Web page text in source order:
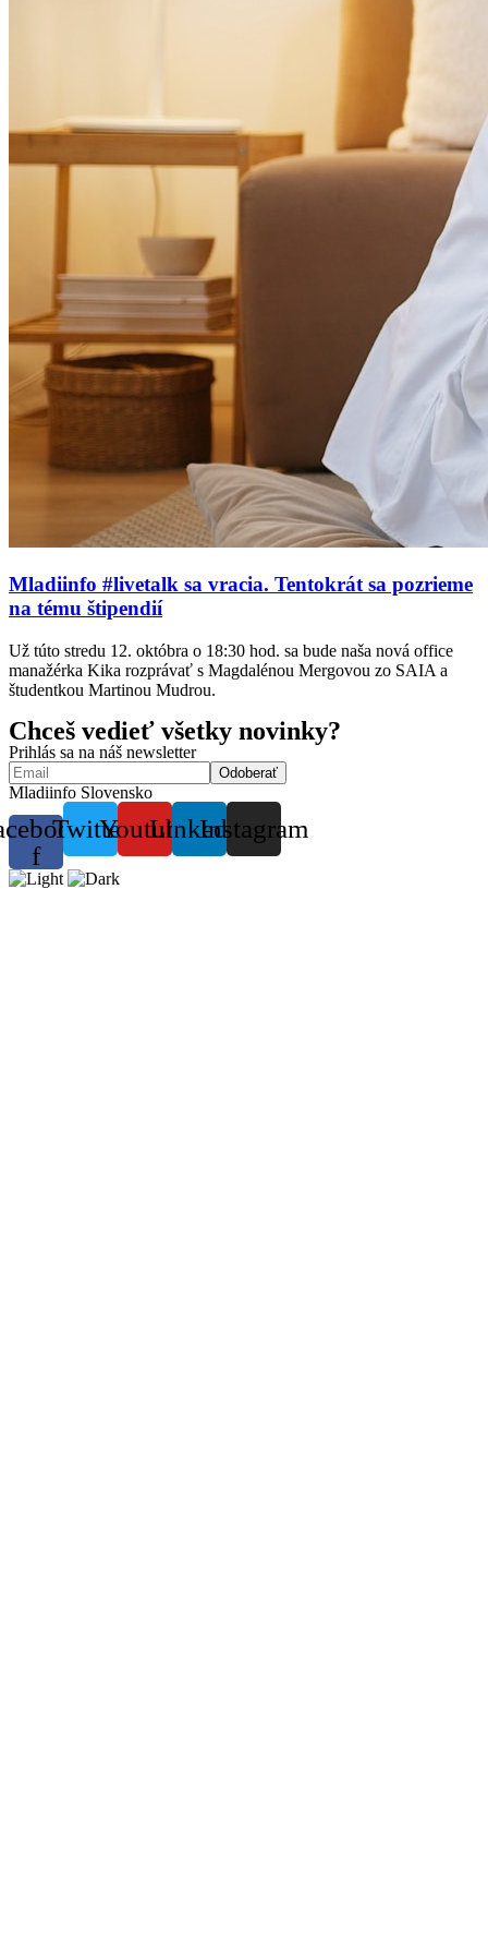
Mladiinfo #livetalk sa vracia. Tentokrát sa pozrieme
na tému štipendií
Už túto stredu 12. októbra o 18:30 hod. sa bude naša nová office
manažérka Kika rozprávať s Magdalénou Mergovou zo SAIA a
študentkou Martinou Mudrou.
Chceš vedieť všetky novinky?
Prihlás sa na náš newsletter
Mladiinfo Slovensko
f
TwitterYoutubeLinkedinInstagram